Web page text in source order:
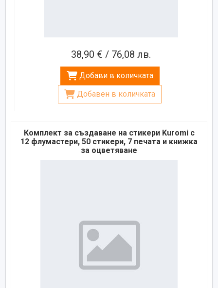
38,90 € / 76,08 лв.
Добави в количката
Добавен в количката
Комплект за създаване на стикери Kuromi с
12 флумастери, 50 стикери, 7 печата и книжка
за оцветяване